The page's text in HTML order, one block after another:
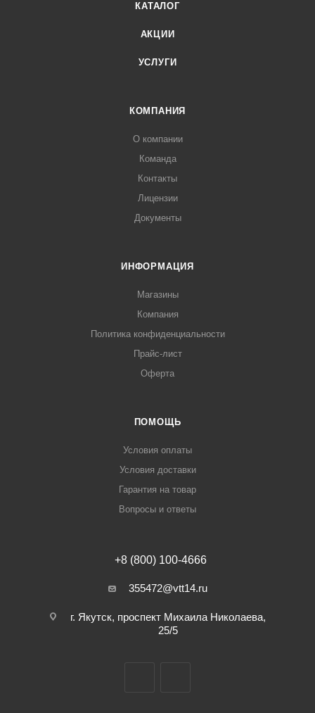
КАТАЛОГ
АКЦИИ
УСЛУГИ
КОМПАНИЯ
О компании
Команда
Контакты
Лицензии
Документы
ИНФОРМАЦИЯ
Магазины
Компания
Политика конфиденциальности
Прайс-лист
Оферта
ПОМОЩЬ
Условия оплаты
Условия доставки
Гарантия на товар
Вопросы и ответы
+8 (800) 100-4666
355472@vtt14.ru
г. Якутск, проспект Михаила Николаева,
25/5